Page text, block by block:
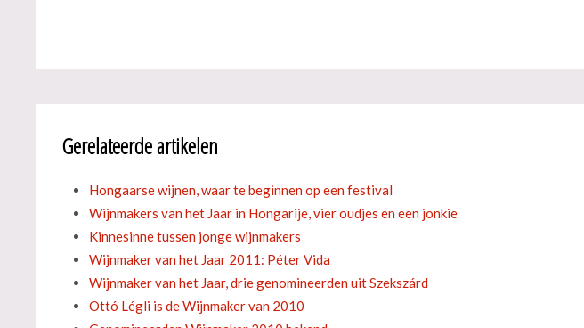
Gerelateerde artikelen
Hongaarse wijnen, waar te beginnen op een festival
Wijnmakers van het Jaar in Hongarije, vier oudjes en een jonkie
Kinnesinne tussen jonge wijnmakers
Wijnmaker van het Jaar 2011: Péter Vida
Wijnmaker van het Jaar, drie genomineerden uit Szekszárd
Ottó Légli is de Wijnmaker van 2010